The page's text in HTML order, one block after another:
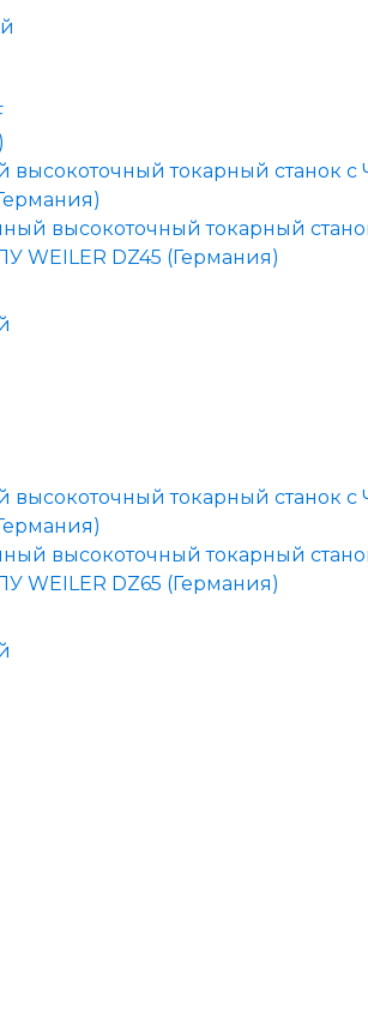
токарный станок с
токарный станок с